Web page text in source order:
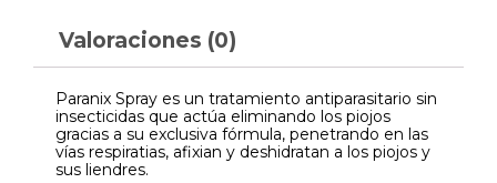
Valoraciones (0)
Paranix Spray es un tratamiento antiparasitario sin
insecticidas que actúa eliminando los piojos
gracias a su exclusiva fórmula, penetrando en las
vías respiratias, afixian y deshidratan a los piojos y
sus liendres.